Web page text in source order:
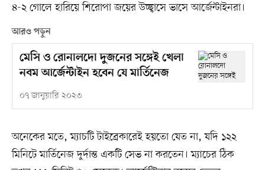
৪-২ গোলে হারিয়ে শিরোপা জয়ের উচ্ছ্বাসে ভাসে আর্জেন্টাইনরা।
আরও পড়ুন
মেসি ও রোনালদো দুজনের সঙ্গেই খেলা
নবম আর্জেন্টাইন হবেন যে মার্তিনেজ
০৭ জানুয়ারি ২০২৩
অনেকের মতে, ম্যাচটি টাইব্রেকারেই হয়তো যেত না, যদি ১২২
মিনিটে মার্তিনেজ দুর্দান্ত একটি সেভ না করতেন। ম্যাচের ঠিক